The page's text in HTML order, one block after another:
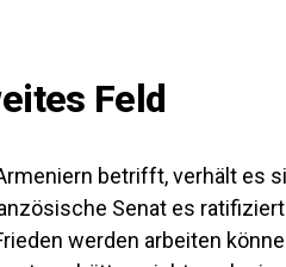
Feld
betrifft, verhält es
Senat es
werden arbeiten